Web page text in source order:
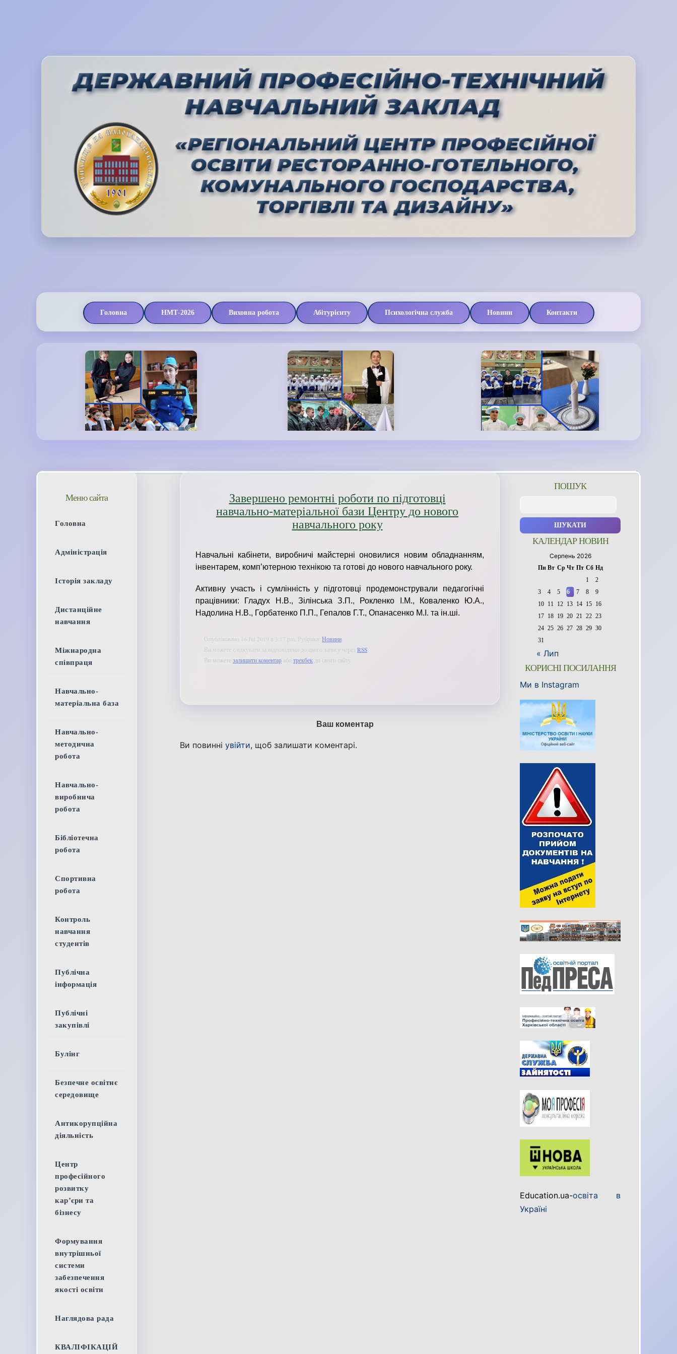
Головна НМТ-2026 Виховна робота Абітурієнту Психологічна служба Новини Контакти
Завершено ремонтні роботи по підготовці
навчально-матеріальної бази Центру до нового
навчального року
Навчальні кабінети, виробничі майстерні оновилися новим обладнанням,
інвентарем, комп’ютерною технікою та готові до нового навчального року.
Активну участь і сумлінність у підготовці продемонстрували педагогічні
працівники: Гладух Н.В., Зілінська З.П., Рокленко І.М., Коваленко Ю.А.,
Надолина Н.В., Горбатенко П.П., Гепалов Г.Т., Опанасенко М.І. та ін.ші.
Опубліковано 16 Jul 2019 в 3:17 pm. Рубрика: Новини.
Ви можете слідкувати за відповідями до цього запису через RSS.
Ви можете залишити коментар трекбек до свого сайту.
Ваш коментар
Ви повинні увійти, щоб залишати коментарі.
ПОШУК
КАЛЕНДАР НОВИН
Серпень 2026
Пн Вт Ср Чт Пт Сб Нд
1
2
3
4 5 6 7 8
9
10
11 12 13 14 15
16
17
18 19 20 21 22 23
24 25 26 27 28 29 30
31
« Лип
КОРИСНІ ПОСИЛАННЯ
Ми в Instagram
Education.ua-освіта в
Україні
Меню сайта
Головна
Адміністрація
Історія закладу
Дистанційне
навчання
Міжнародна
співпраця
Навчально-
матеріальна база
Навчально-
методична
робота
Навчально-
виробнича
робота
Бібліотечна
робота
Спортивна
робота
Контроль
навчання
студентів
Публічна
інформація
Публічні
закупівлі
Булінг
Безпечне освітнє
середовище
Антикорупційна
діяльність
Центр
професійного
розвитку
кар’єри та
бізнесу
Формування
внутрішньої
системи
забезпечення
якості освіти
Наглядова рада
КВАЛІФІКАЦІЙ